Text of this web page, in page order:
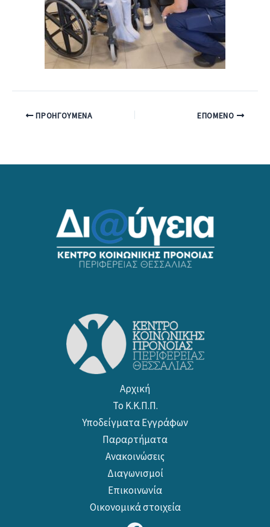
ΠΡΟΗΓΟΎΜΕΝΑ ΕΠΌΜΕΝΟ
Αρχική
Το Κ.Κ.Π.Π.
Υποδείγματα Εγγράφων
Παραρτήματα
Ανακοινώσεις
Διαγωνισμοί
Επικοινωνία
Οικονομικά στοιχεία